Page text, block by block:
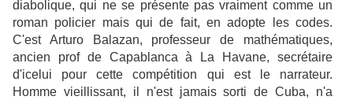
diabolique, qui ne se présente pas vraiment comme un
roman policier mais qui de fait, en adopte les codes.
C'est Arturo Balazan, professeur de mathématiques,
ancien prof de Capablanca à La Havane, secrétaire
d'icelui pour cette compétition qui est le narrateur.
Homme vieillissant, il n'est jamais sorti de Cuba, n'a